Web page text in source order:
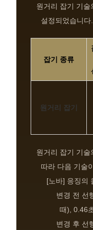
원거리 잡기 기술
설정되었습니다.
잡기 종류
원거리 잡기
원거리 잡기 기술
따라 다음 기술
[노바] 응징의
변경 전 선
때), 0.46
변경 후 선